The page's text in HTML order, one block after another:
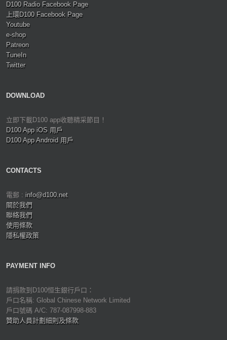
D100 Radio Facebook Page
上環D100 Facebook Page
Youtube
e-shop
Patreon
TuneIn
Twitter
DOWNLOAD
立即下載D100 app收聽精采節目！
D100 App iOS 用戶
D100 App Android 用戶
CONTACTS
電郵 : info@d100.net
關於我們
聯絡我們
使用條款
隱私權政策
PAYMENT INFO
請捐款到D100恒生銀行戶口：
戶口名稱: Global Chinese Network Limited
戶口號碼 A/C: 787-087998-883
贊助人員計劃細則及條款